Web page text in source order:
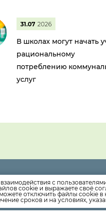
31.07 2026
В школах могут начать
рациональному
потреблению
услуг
910-490 доб. 1
910-490 доб. 2
Офис
с
cookie и выражаете своё
отключить файлы cookie
сроков и на условиях,